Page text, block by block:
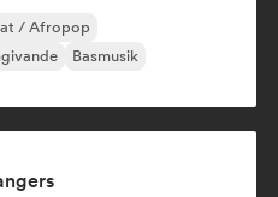
/ Afropop
Basmusik